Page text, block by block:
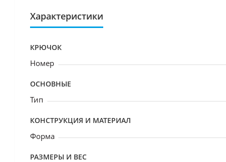
Характеристики
КРЮЧОК
Номер
ОСНОВНЫЕ
Тип
КОНСТРУКЦИЯ И МАТЕРИАЛ
Форма
РАЗМЕРЫ И ВЕС